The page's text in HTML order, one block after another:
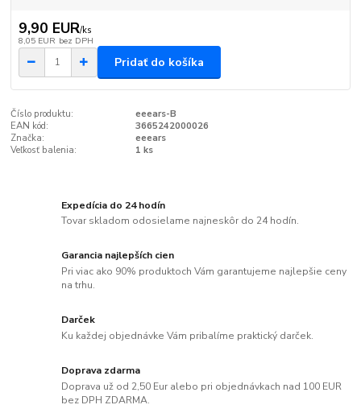
9,90 EUR/ks
8,05 EUR bez DPH
Pridať do košíka
Číslo produktu:
eeears-B
EAN kód:
3665242000026
Značka:
eeears
Veľkosť balenia:
1 ks
Expedícia do 24 hodín
Tovar skladom odosielame najneskôr do 24 hodín.
Garancia najlepších cien
Pri viac ako 90% produktoch Vám garantujeme najlepšie ceny
na trhu.
Darček
Ku každej objednávke Vám pribalíme praktický darček.
Doprava zdarma
Doprava už od 2,50 Eur alebo pri objednávkach nad 100 EUR
bez DPH ZDARMA.